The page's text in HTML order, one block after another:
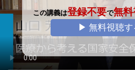
この講義は登録不要で無
▶ 無料視聴す